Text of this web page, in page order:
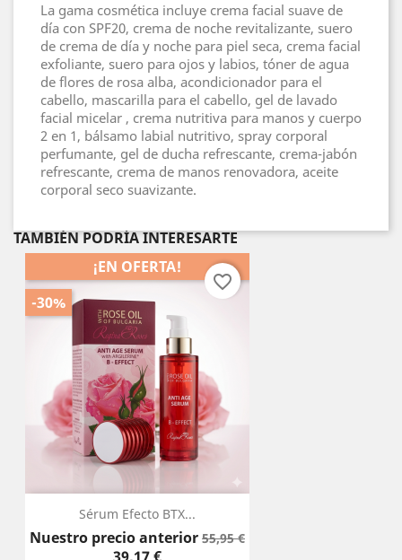
La gama cosmética incluye crema facial suave de
día con SPF20, crema de noche revitalizante, suero
de crema de día y noche para piel seca, crema facial
exfoliante, suero para ojos y labios, tóner de agua
de flores de rosa alba, acondicionador para el
cabello, mascarilla para el cabello, gel de lavado
facial micelar , crema nutritiva para manos y cuerpo
2 en 1, bálsamo labial nutritivo, spray corporal
perfumante, gel de ducha refrescante, crema-jabón
refrescante, crema de manos renovadora, aceite
corporal seco suavizante.
TAMBIÉN PODRÍA INTERESARTE
Sérum Efecto BTX...
Nuestro precio anteriorPrecio
55,95 €Precio
39,17 €
¡EN OFERTA!
-30%
favorite_border